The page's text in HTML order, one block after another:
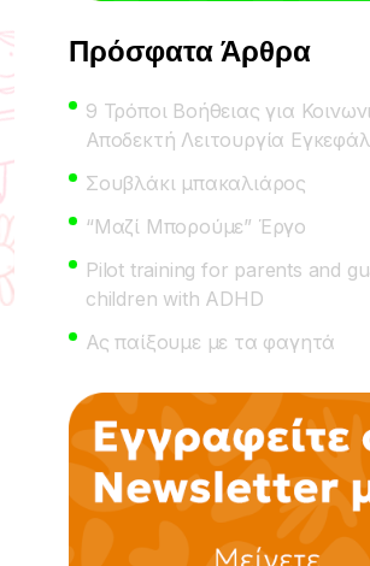
Πρόσφατα Άρθρα
9 Τρόποι Βοήθειας για
Αποδεκτή Λειτουργία
Σουβλάκι μπακαλιάρος
“Μαζί Μπορούμε” Έργο
Pilot training for parents and
children with ADHD
Ας παίξουμε με τα φαγητά